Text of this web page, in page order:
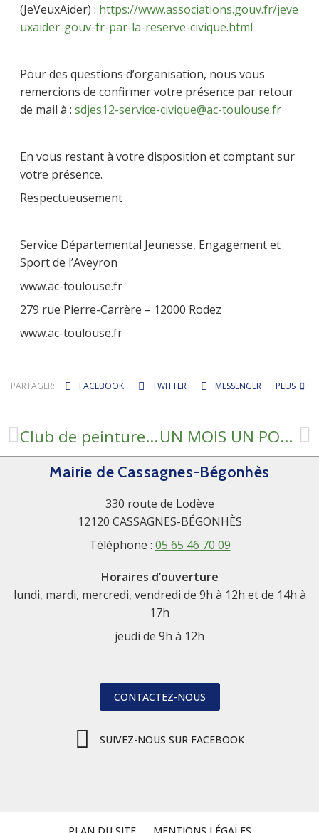
(JeVeuxAider) : https://www.associations.gouv.fr/jeve
uxaider-gouv-fr-par-la-reserve-civique.html
Pour des questions d’organisation, nous vous
remercions de confirmer votre présence par retour
de mail à : sdjes12-service-civique@ac-toulouse.fr
En vous restant à votre disposition et comptant sur
votre présence.
Respectueusement
Service Départemental Jeunesse, Engagement et
Sport de l’Aveyron
www.ac-toulouse.fr
279 rue Pierre-Carrère – 12000 Rodez
www.ac-toulouse.fr
PARTAGER: FACEBOOK TWITTER MESSENGER PLUS
Club de peinture du Céor UN MOIS UN PORTRAIT # 24 SYLVIE
Mairie de Cassagnes-Bégonhès
330 route de Lodève
12120 CASSAGNES-BÉGONHÈS
Téléphone : 05 65 46 70 09
Horaires d’ouverture
lundi, mardi, mercredi, vendredi de 9h à 12h et de 14h à
17h
jeudi de 9h à 12h
CONTACTEZ-NOUS
SUIVEZ-NOUS SUR FACEBOOK